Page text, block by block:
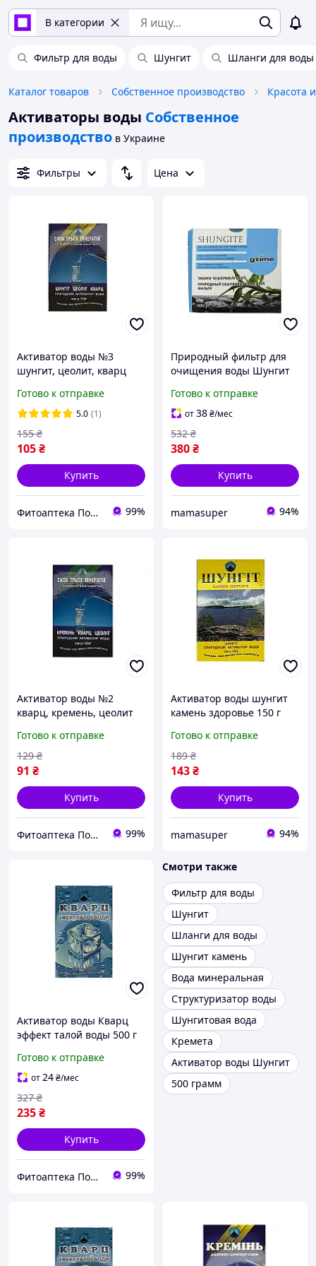
В категории
Фильтр для воды Шунгит Шланги для воды
Каталог товаров Собственное производство Красота
Активаторы воды Собственное
производство в Украине
Фильтры Цена
Активатор воды №3
шунгит, цеолит, кварц
Готово к отправке
5.0 (1)
105₴
155 ₴
Купить
Фитоаптека Подарки Природы 99%
Природный фильтр для
очищения воды Шунгит
Готово к отправке
от38₴/мес
380₴
532 ₴
Купить
mamasuper 94%
Активатор воды №2
кварц, кремень, цеолит
Готово к отправке
91 ₴
129 ₴
Купить
Фитоаптека Подарки Природы 99%
Активатор воды шунгит
камень здоровье 150 г
Готово к отправке
143₴
189 ₴
Купить
mamasuper 94%
Активатор воды Кварц
эффект талой воды 500 г
Готово к отправке
от24₴/мес
235₴
327 ₴
Купить
Фитоаптека Подарки Природы 99%
Смотри также
Фильтр для воды
Шунгит
Шланги для воды
Шунгит камень
Вода минеральная
Структуризатор воды
Шунгитовая вода
Кремета
Активатор воды Шунгит
500 грамм